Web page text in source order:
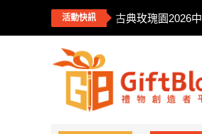
活動快訊 古典玫瑰園2026